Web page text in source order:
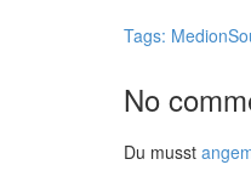
Tags: Medion
No
Du musst